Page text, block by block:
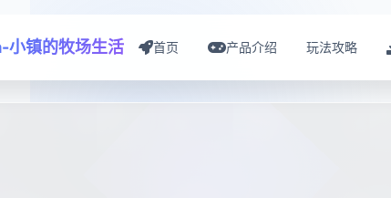
镇的牧场生活 首页 产品介绍 玩法攻略